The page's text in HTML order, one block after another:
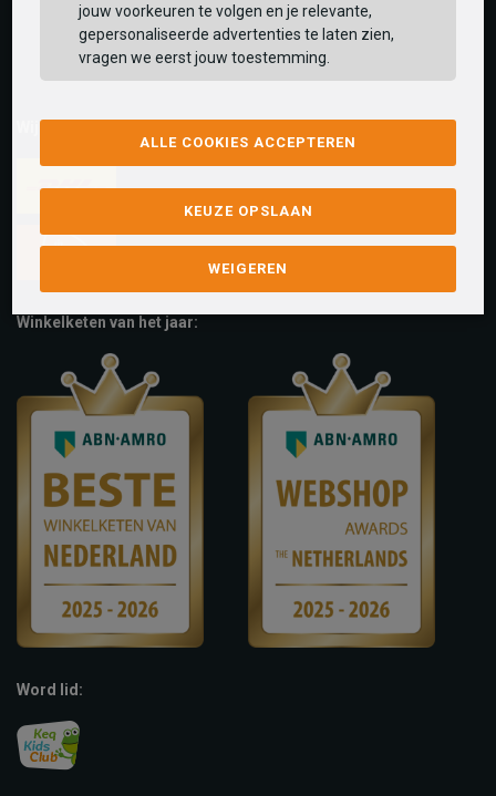
Wij versturen met:
Winkelketen van het jaar:
Word lid:
jouw voorkeuren te volgen en je relevante,
gepersonaliseerde advertenties te laten zien,
vragen we eerst jouw toestemming.
ALLE COOKIES ACCEPTEREN
KEUZE OPSLAAN
WEIGEREN